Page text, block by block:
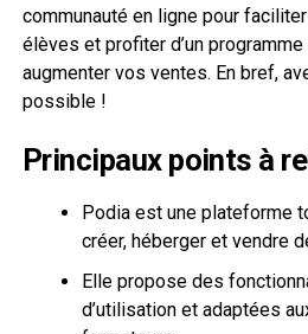
communauté en ligne pour
élèves et profiter d’un programme
augmenter vos ventes. En bref,
possible !
Principaux points à
Podia est une plateforme
créer, héberger et vendre
Elle propose des
d’utilisation et adaptées